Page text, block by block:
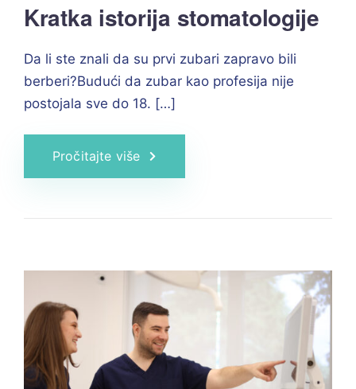
Kratka istorija stomatologije
Da li ste znali da su prvi zubari zapravo bili
berberi?Budući da zubar kao profesija nije
postojala sve do 18. […]
Pročitajte više